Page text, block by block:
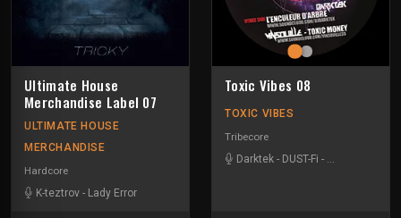
Ultimate House
Merchandise Label 07
ULTIMATE HOUSE
MERCHANDISE
Hardcore
K-teztrov - Lady Error
Toxic Vibes 08
TOXIC VIBES
Tribecore
Darktek - DUST-Fi -